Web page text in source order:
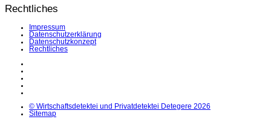
Rechtliches
Impressum
Datenschutzerklärung
Datenschutzkonzept
Rechtliches
© Wirtschaftsdetektei und Privatdetektei Detegere 2026
Sitemap